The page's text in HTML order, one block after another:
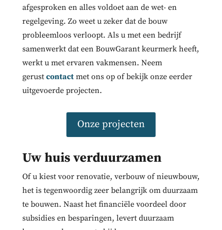
afgesproken en alles voldoet aan de wet- en
regelgeving. Zo weet u zeker dat de bouw
probleemloos verloopt. Als u met een bedrijf
samenwerkt dat een BouwGarant keurmerk heeft,
werkt u met ervaren vakmensen. Neem
gerust contactmet ons op of bekijk onze eerder
uitgevoerde projecten.
Onze projecten
Uw huis verduurzamen
Of u kiest voor renovatie, verbouw of nieuwbouw,
het is tegenwoordig zeer belangrijk om duurzaam
te bouwen. Naast het financiële voordeel door
subsidies en besparingen, levert duurzaam